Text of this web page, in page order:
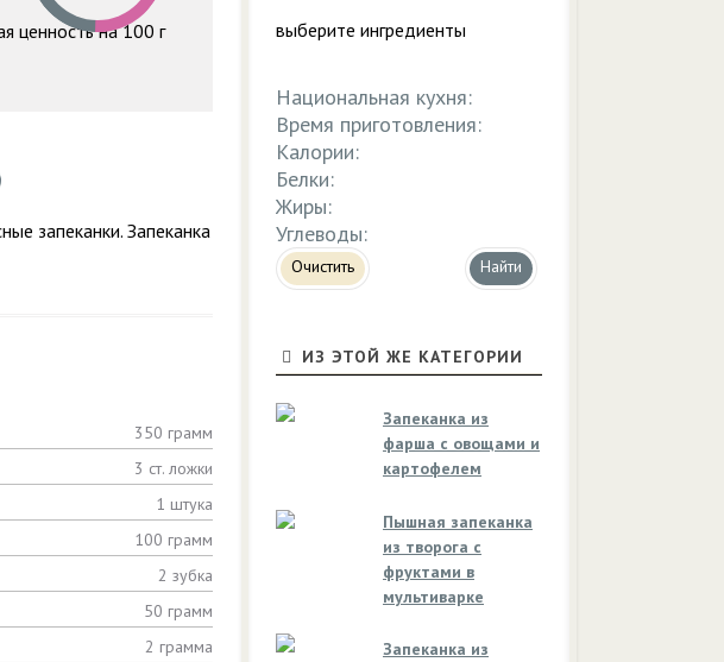
ценность на 100 г
запеканки. Запеканка
350 грамм
3 ст. ложки
1 штука
100 грамм
2 зубка
50 грамм
2 грамма
выберите ингредиенты
Национальная кухня:
Время приготовления:
Калории:
Белки:
Жиры:
Углеводы:
Очистить
ИЗ ЭТОЙ ЖЕ КАТЕГОРИИ
Запеканка из
фарша с овощами и
картофелем
Пышная запеканка
из творога с
фруктами в
мультиварке
Запеканка из